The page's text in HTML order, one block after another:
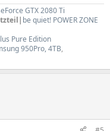
GTX 2080 Ti
be quiet! POWER ZONE
Pure Edition
950Pro, 4TB,